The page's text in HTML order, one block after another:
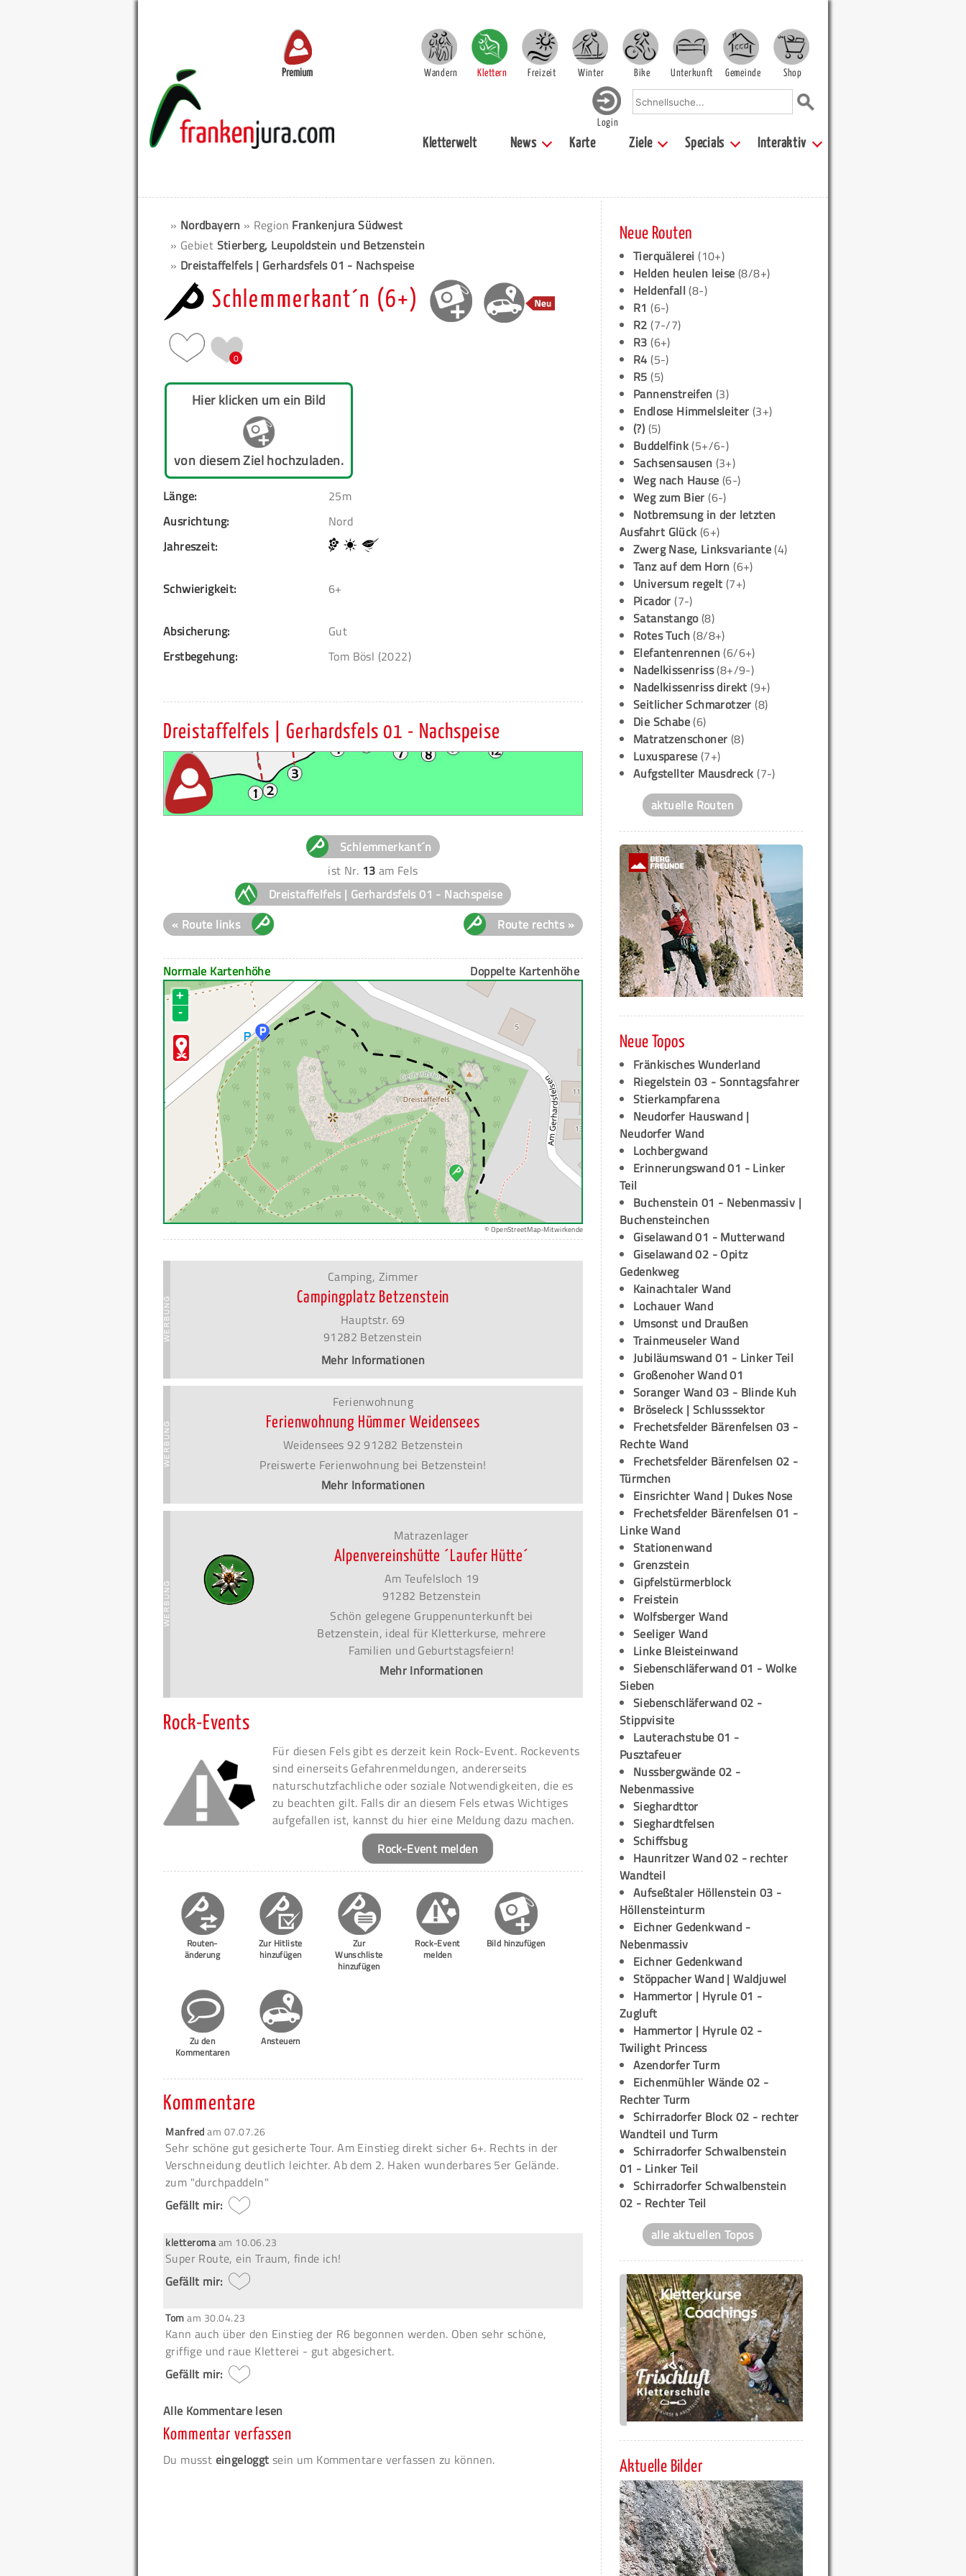
Premium Wandern Klettern Freizeit Winter Bike Unterkunft Gemeinde Shop
Login
Kletterwelt News Karte Ziele Specials Interaktiv
» Nordbayern » Region Frankenjura Südwest
» Gebiet Stierberg, Leupoldstein und Betzenstein
» Dreistaffelfels | Gerhardsfels 01 - Nachspeise
Schlemmerkant´n (6+)
0
Hier klicken um ein Bild
von diesem Ziel hochzuladen.
Länge:
25m
Ausrichtung:
Nord
Jahreszeit:
Schwierigkeit: 6+
Absicherung:
Gut
Erstbegehung:
Tom Bösl (2022)
Dreistaffelfels | Gerhardsfels 01 - Nachspeise
Schlemmerkant´n
ist Nr. 13 am Fels
Dreistaffelfels | Gerhardsfels 01 - Nachspeise
« Route links
Route rechts »
Normale Kartenhöhe Doppelte Kartenhöhe
+
-
© OpenStreetMap-Mitwirkende
Camping, Zimmer
Campingplatz Betzenstein
Hauptstr. 69
91282 Betzenstein
Mehr Informationen
Ferienwohnung
Ferienwohnung Hümmer Weidensees
Weidensees 92 91282 Betzenstein
Preiswerte Ferienwohnung bei Betzenstein!
Mehr Informationen
Matrazenlager
Alpenvereinshütte ´Laufer Hütte´
Am Teufelsloch 19
91282 Betzenstein
Schön gelegene Gruppenunterkunft bei
Betzenstein, ideal für Kletterkurse, mehrere
Familien und Geburtstagsfeiern!
Mehr Informationen
Rock-Events
Für diesen Fels gibt es derzeit kein Rock-Event. Rockevents
sind einerseits Gefahrenmeldungen, andererseits
naturschutzfachliche oder soziale Notwendigkeiten, die es
zu beachten gilt. Falls dir an diesem Fels etwas Wichtiges
aufgefallen ist, kannst du hier eine Meldung dazu machen.
Rock-Event melden
Routen-
änderung
Zur Hitliste
hinzufügen
Zur
Wunschliste
hinzufügen
Rock-Event
melden
Bild hinzufügen
Zu den
Kommentaren
Ansteuern
Kommentare
Manfredam 07.07.26
Sehr schöne gut gesicherte Tour. Am Einstieg direkt sicher 6+. Rechts in der
Verschneidung deutlich leichter. Ab dem 2. Haken wunderbares 5er Gelände.
zum "durchpaddeln"
Gefällt mir:
kletteromaam 10.06.23
Super Route, ein Traum, finde ich!
Gefällt mir:
Tomam 30.04.23
Kann auch über den Einstieg der R6 begonnen werden. Oben sehr schöne,
griffige und raue Kletterei - gut abgesichert.
Gefällt mir:
Alle Kommentare lesen
Kommentar verfassen
Du musst eingeloggt sein um Kommentare verfassen zu können.
Neue Routen
Tierquälerei (10+)
Helden heulen leise(8/8+)
Heldenfall(8-)
R1 (6-)
R2 (7-/7)
R3 (6+)
R4 (5-)
R5 (5)
Pannenstreifen (3)
Endlose Himmelsleiter (3+)
(?) (5)
Buddelfink(5+/6-)
Sachsensausen (3+)
Weg nach Hause (6-)
Weg zum Bier (6-)
Notbremsung in der letzten
Ausfahrt Glück (6+)
Zwerg Nase, Linksvariante(4)
Tanz auf dem Horn (6+)
Universum regelt (7+)
Picador (7-)
Satanstango(8)
Rotes Tuch(8/8+)
Elefantenrennen(6/6+)
Nadelkissenriss(8+/9-)
Nadelkissenriss direkt (9+)
Seitlicher Schmarotzer (8)
Die Schabe(6)
Matratzenschoner (8)
Luxusparese (7+)
Aufgstellter Mausdreck (7-)
aktuelle Routen
Neue Topos
Fränkisches Wunderland
Riegelstein 03 - Sonntagsfahrer
Stierkampfarena
Neudorfer Hauswand |
Neudorfer Wand
Lochbergwand
Erinnerungswand 01 - Linker
Teil
Buchenstein 01 - Nebenmassiv |
Buchensteinchen
Giselawand 01 - Mutterwand
Giselawand 02 - Opitz
Gedenkweg
Kainachtaler Wand
Lochauer Wand
Umsonst und Draußen
Trainmeuseler Wand
Jubiläumswand 01 - Linker Teil
Großenoher Wand 01
Soranger Wand 03 - Blinde Kuh
Bröseleck | Schlusssektor
Frechetsfelder Bärenfelsen 03 -
Rechte Wand
Frechetsfelder Bärenfelsen 02 -
Türmchen
Einsrichter Wand | Dukes Nose
Frechetsfelder Bärenfelsen 01 -
Linke Wand
Stationenwand
Grenzstein
Gipfelstürmerblock
Freistein
Wolfsberger Wand
Seeliger Wand
Linke Bleisteinwand
Siebenschläferwand 01 - Wolke
Sieben
Siebenschläferwand 02 -
Stippvisite
Lauterachstube 01 -
Pusztafeuer
Nussbergwände 02 -
Nebenmassive
Sieghardttor
Sieghardtfelsen
Schiffsbug
Haunritzer Wand 02 - rechter
Wandteil
Aufseßtaler Höllenstein 03 -
Höllensteinturm
Eichner Gedenkwand -
Nebenmassiv
Eichner Gedenkwand
Stöppacher Wand | Waldjuwel
Hammertor | Hyrule 01 -
Zugluft
Hammertor | Hyrule 02 -
Twilight Princess
Azendorfer Turm
Eichenmühler Wände 02 -
Rechter Turm
Schirradorfer Block 02 - rechter
Wandteil und Turm
Schirradorfer Schwalbenstein
01 - Linker Teil
Schirradorfer Schwalbenstein
02 - Rechter Teil
alle aktuellen Topos
Aktuelle Bilder